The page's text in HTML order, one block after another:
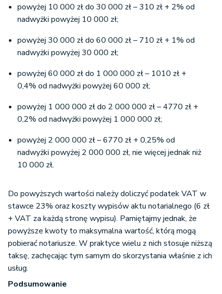
powyżej 10 000 zł do 30 000 zł – 310 zł + 2% od
nadwyżki powyżej 10 000 zł;
powyżej 30 000 zł do 60 000 zł – 710 zł + 1% od
nadwyżki powyżej 30 000 zł;
powyżej 60 000 zł do 1 000 000 zł – 1010 zł +
0,4% od nadwyżki powyżej 60 000 zł;
powyżej 1 000 000 zł do 2 000 000 zł – 4770 zł +
0,2% od nadwyżki powyżej 1 000 000 zł;
powyżej 2 000 000 zł – 6770 zł + 0,25% od
nadwyżki powyżej 2 000 000 zł, nie więcej jednak niż
10 000 zł.
Do powyższych wartości należy doliczyć podatek VAT w
stawce 23% oraz koszty wypisów aktu notarialnego (6 zł
+ VAT za każdą stronę wypisu). Pamiętajmy jednak, że
powyższe kwoty to maksymalna wartość, którą mogą
pobierać notariusze. W praktyce wielu z nich stosuje niższą
taksę, zachęcając tym samym do skorzystania właśnie z ich
usług.
Podsumowanie